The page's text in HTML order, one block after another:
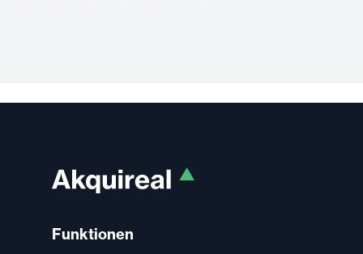
Funktionen